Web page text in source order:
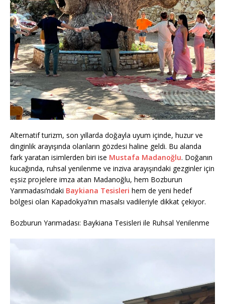
Alternatif turizm, son yıllarda doğayla uyum içinde, huzur ve
dinginlik arayışında olanların gözdesi haline geldi. Bu alanda
fark yaratan isimlerden biri ise Mustafa Madanoğlu. Doğanın
kucağında, ruhsal yenilenme ve inziva arayışındaki gezginler için
eşsiz projelere imza atan Madanoğlu, hem Bozburun
Yarımadası’ndaki Baykiana Tesisleri hem de yeni hedef
bölgesi olan Kapadokya’nın masalsı vadileriyle dikkat çekiyor.
Bozburun Yarımadası: Baykiana Tesisleri ile Ruhsal Yenilenme